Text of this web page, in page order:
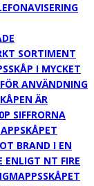
SORTIMENT
I MYCKET
ANVÄNDNING
ÄR
SIFFRORNA
BRAND I EN
ENLIGT NT FIRE